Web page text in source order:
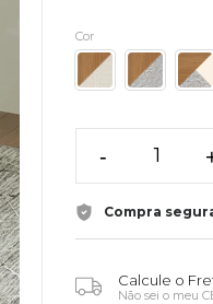
Cor
-
Compra
Calcule o
Não sei o meu